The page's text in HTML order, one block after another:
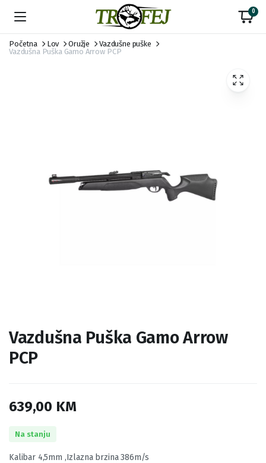
0
Početna Lov Oružje
Vazdušne puške
Vazdušna Puška Gamo Arrow PCP
Vazdušna Puška Gamo Arrow
PCP
639,00 KM
Na stanju
Kalibar 4,5mm ,Izlazna brzina 386m/s